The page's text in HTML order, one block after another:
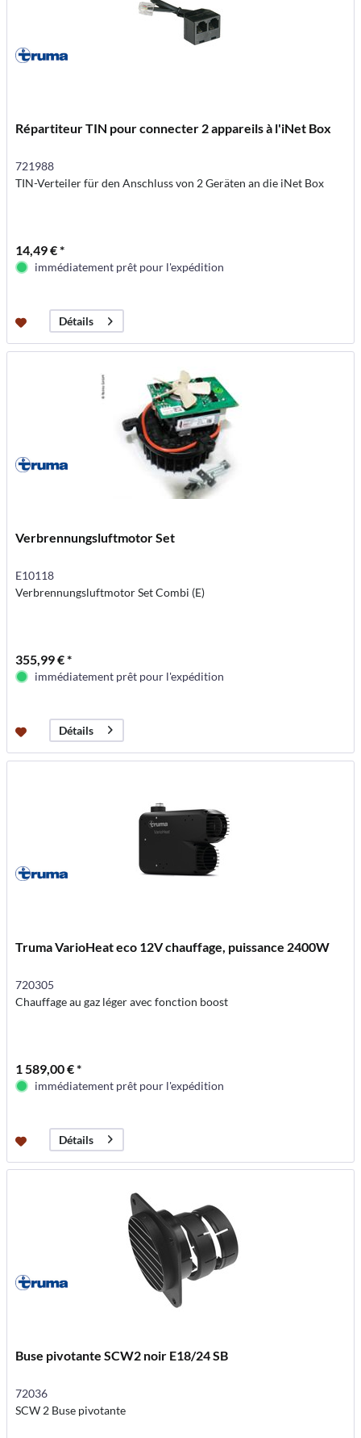
Répartiteur TIN pour connecter 2 appareils à l'iNet Box
721988
TIN-Verteiler für den Anschluss von 2 Geräten an die iNet Box
14,49 € *
immédiatement prêt pour l'expédition
Détails
Verbrennungsluftmotor Set
E10118
Verbrennungsluftmotor Set Combi (E)
355,99 € *
immédiatement prêt pour l'expédition
Détails
Truma VarioHeat eco 12V chauffage, puissance 2400W
720305
Chauffage au gaz léger avec fonction boost
1 589,00 € *
immédiatement prêt pour l'expédition
Détails
Buse pivotante SCW2 noir E18/24 SB
72036
SCW 2 Buse pivotante